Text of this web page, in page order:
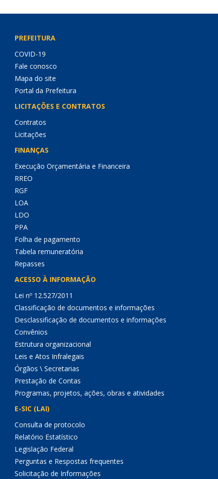
PREFEITURA
COVID-19
Fale conosco
Mapa do site
Portal da Prefeitura
LICITAÇÕES E CONTRATOS
Contratos
Licitações
FINANÇAS
Execução Orçamentária e Financeira
RREO
RGF
LOA
LDO
PPA
Folha de pagamento
Tabela remuneratória
Repasses
ACESSO À INFORMAÇÃO
Lei nº 12.527/2011
Classificação de documentos e informações
Desclassificação de documentos e informações
Convênios
Estrutura organizacional
Leis e Atos Infralegais
Órgãos \ Secretarias
Prestação de Contas
Programas, projetos, ações, obras e atividades
E-SIC (LAI)
Consulta de protocolo
Relatório Estatístico
Legislação Federal
Perguntas e Respostas frequentes
Solicitação de Informações